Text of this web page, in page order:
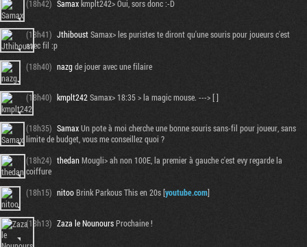
(18h42) Samax kmplt242> Oui, sors donc :-D
(18h41) JthiboustSamax> les puristes te diront qu'une souris pour joueurs c'est
avec fil :p
(18h40) nazgde jouer avec une filaire
(18h40) kmplt242 Samax> 18:35 > la magic mouse. ---> [ ]
(18h35) SamaxUn pote à moi cherche une bonne souris sans-fil pour joueur, sans
limite de budget, vous me conseillez quoi ?
(18h24) thedanMougli> ah non 100E, la premier à gauche c'est evy regarde la
coiffure
(18h15) nitooBrink Parkous This en 20s [youtube.com]
(18h13) Zaza le NounoursProchaine !